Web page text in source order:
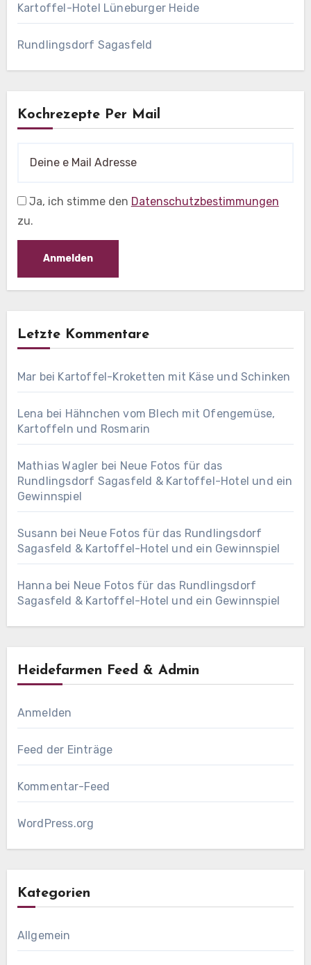
Kartoffel-Hotel Lüneburger Heide
Rundlingsdorf Sagasfeld
Kochrezepte Per Mail
Ja, ich stimme den Datenschutzbestimmungen
zu.
Letzte Kommentare
Mar bei Kartoffel-Kroketten mit Käse und Schinken
Lena bei Hähnchen vom Blech mit Ofengemüse,
Kartoffeln und Rosmarin
Mathias Wagler bei Neue Fotos für das
Rundlingsdorf Sagasfeld & Kartoffel-Hotel und ein
Gewinnspiel
Susann bei Neue Fotos für das Rundlingsdorf
Sagasfeld & Kartoffel-Hotel und ein Gewinnspiel
Hanna bei Neue Fotos für das Rundlingsdorf
Sagasfeld & Kartoffel-Hotel und ein Gewinnspiel
Heidefarmen Feed & Admin
Anmelden
Feed der Einträge
Kommentar-Feed
WordPress.org
Kategorien
Allgemein